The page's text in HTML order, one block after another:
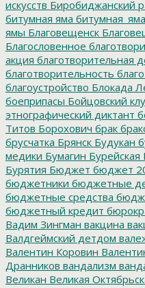
искусств Биробиджанский
битумная яма битумная_яма
ямы Благовещенск
Благословенное
акция благотворительная
благотворительность
благоустройство Блокада
боеприпасы Бойцовский
этнографический диктант
Титов Борохович брак
брусчатка Брянск Будукан
медики Бумагин Бурейская
Бурятия Бюджет бюджет
бюджетники бюджетные
бюджетные средства
бюджетный кредит
Вадим Зингман вакцина
Валдгеймский детдом
Валентин Коровин
Дранников вандализм
Великан Великая